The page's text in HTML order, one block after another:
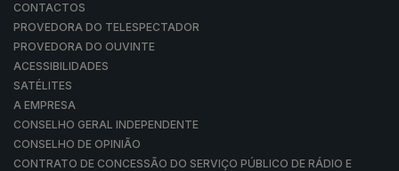
CONTACTOS
PROVEDORA DO TELESPECTADOR
PROVEDORA DO OUVINTE
ACESSIBILIDADES
SATÉLITES
A EMPRESA
CONSELHO GERAL INDEPENDENTE
CONSELHO DE OPINIÃO
CONTRATO DE CONCESSÃO DO SERVIÇO PÚBLICO DE RÁDIO E